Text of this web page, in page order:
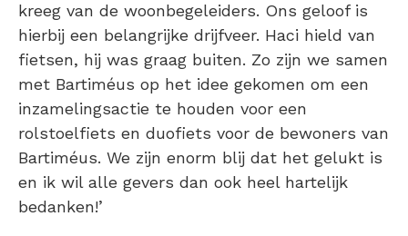
kreeg van de woonbegeleiders. Ons geloof is
hierbij een belangrijke drijfveer. Haci hield van
fietsen, hij was graag buiten. Zo zijn we samen
met Bartiméus op het idee gekomen om een
inzamelingsactie te houden voor een
rolstoelfiets en duofiets voor de bewoners van
Bartiméus. We zijn enorm blij dat het gelukt is
en ik wil alle gevers dan ook heel hartelijk
bedanken!’